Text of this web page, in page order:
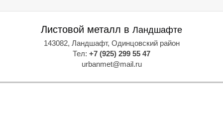
Листовой металл в Ландшафте
143082, Ландшафт, Одинцовский район
Тел: +7 (925) 299 55 47
urbanmet@mail.ru